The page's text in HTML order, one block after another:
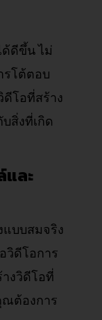
ด้ดีขึ้น ไม่
รโต้ตอบ
โอที่สร้าง
สิ่งที่เกิด
ละ
แบบสมจริง
วิดีโอการ
งวิดีโอที่
ต้องการ